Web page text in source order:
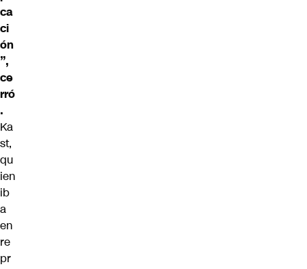
ca
ci
ón
”,
ce
rró
.
Ka
st,
qu
ien
ib
a
en
re
pr